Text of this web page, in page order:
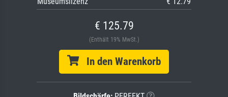
€ 125.79
(Enthält 19% MwSt.)
In den Warenkorb